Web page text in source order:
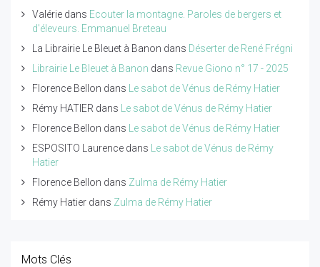
Valérie dans Ecouter la montagne. Paroles de bergers et
d'éleveurs. Emmanuel Breteau
La Librairie Le Bleuet à Banon dans Déserter de René Frégni
Librairie Le Bleuet à Banon dans Revue Giono n° 17 - 2025
Florence Bellon dans
Le sabot de Vénus de Rémy Hatier
Rémy HATIER dans
Le sabot de Vénus de Rémy Hatier
Florence Bellon dans
Le sabot de Vénus de Rémy Hatier
ESPOSITO Laurence dans
Le sabot de Vénus de Rémy
Hatier
Florence Bellon dans Zulma de Rémy Hatier
Rémy Hatier dans Zulma de Rémy Hatier
Mots Clés